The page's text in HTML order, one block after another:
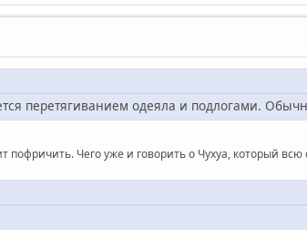
перетягиванием одеяла и подлогами.
Чего уже и говорить о Чухуа, который всю